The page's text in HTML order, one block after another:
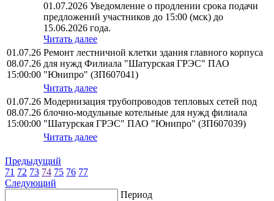
01.07.2026 Уведомление о продлении срока подачи
предложений участников до 15:00 (мск) до
15.06.2026 года.
Читать далее
01.07.26
08.07.26
15:00:00
Ремонт лестничной клетки здания главного корпуса
для нужд Филиала "Шатурская ГРЭС" ПАО
"Юнипро" (ЗП607041)
Читать далее
01.07.26
08.07.26
15:00:00
Модернизация трубопроводов тепловых сетей под
блочно-модульные котельные для нужд филиала
"Шатурская ГРЭС" ПАО "Юнипро" (ЗП607039)
Читать далее
Предыдущий
71 72 73 74 75 76 77
Следующий
Период